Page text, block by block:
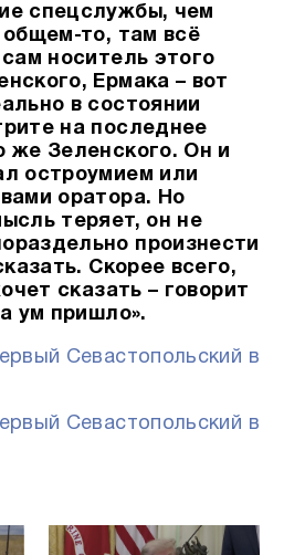
спецслужбы, чем
общем-то, там всё
носитель этого
Ермака – вот
в состоянии
на последнее
же Зеленского. Он и
остроумием или
оратора. Но
теряет, он не
произнести
Скорее всего,
сказать – говорит
ум пришло».
Севастопольский в
Севастопольский в